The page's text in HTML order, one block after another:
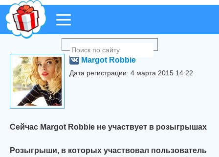
Margot Robbie
Дата регистрации: 4 марта 2015 14:22
Сейчас Margot Robbie не участвует в розыгрышах
Розыгрыши, в которых участвовал пользователь